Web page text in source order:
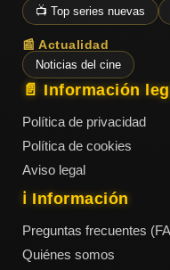
📺 Top series nuevas
📰 Actualidad
Noticias del cine
📄 Información
Política de privacidad
Política de cookies
Aviso legal
ℹ️ Información
Preguntas frecuentes
Quiénes somos